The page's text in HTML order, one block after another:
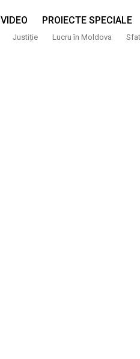
VIDEO PROIECTE SPECIALE
Justiție Lucru în Moldova